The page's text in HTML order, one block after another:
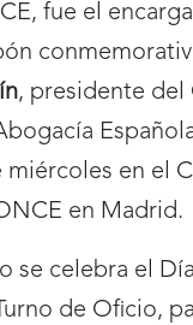
fue el
, presidente del
miércoles en el
en Madrid.
se celebra el
de Oficio,